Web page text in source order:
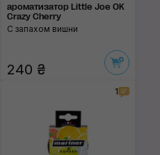
ароматизатор Little Joe OK
Crazy Cherry
С запахом вишни
240 ₴
1